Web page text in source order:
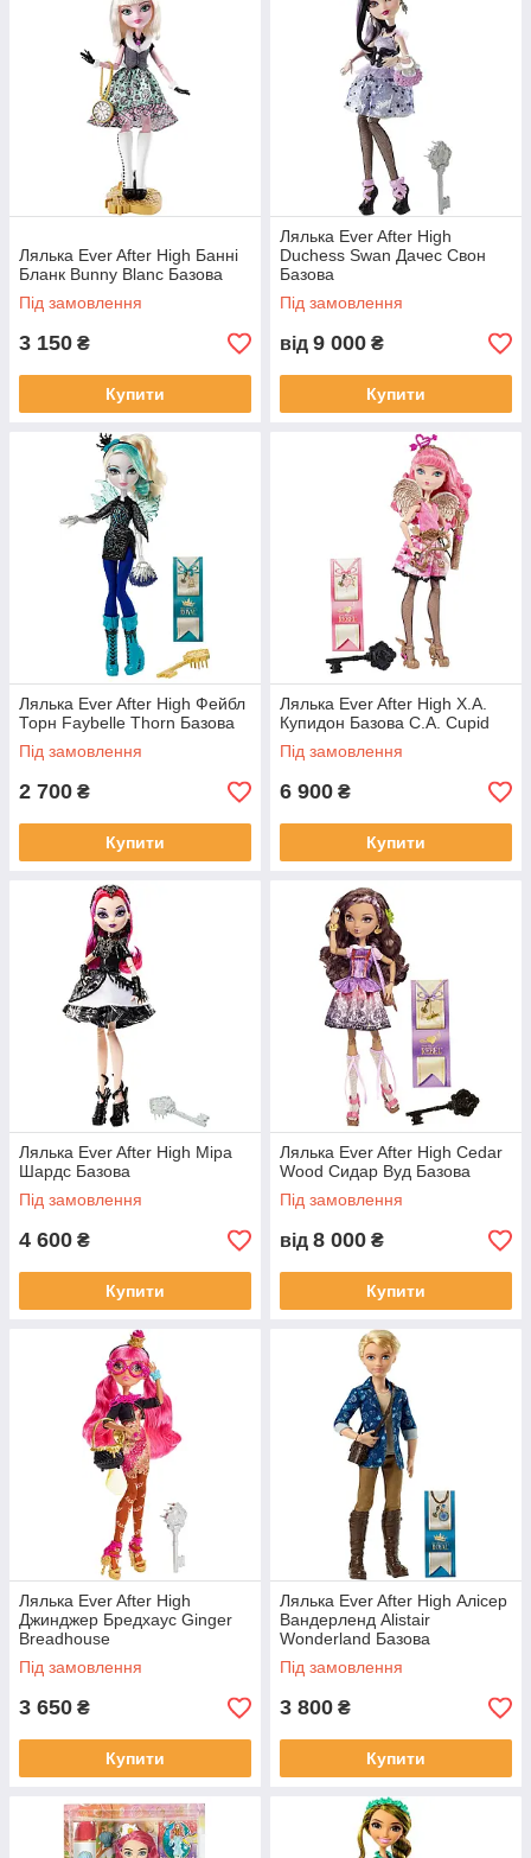
Лялька Ever After High Банні
Бланк Bunny Blanc Базова
Під замовлення
3 150 ₴
Купити
Лялька Ever After High
Duchess Swan Дачес Свон
Базова
Під замовлення
від 9 000 ₴
Купити
Лялька Ever After High Фейбл
Торн Faybelle Thorn Базова
Під замовлення
2 700 ₴
Купити
Лялька Ever After High Х.А.
Купидон Базова C.A. Cupid
Під замовлення
6 900 ₴
Купити
Лялька Ever After High Міра
Шардс Базова
Під замовлення
4 600 ₴
Купити
Лялька Ever After High Cedar
Wood Сидар Вуд Базова
Під замовлення
від 8 000 ₴
Купити
Лялька Ever After High
Джинджер Бредхаус Ginger
Breadhouse
Під замовлення
3 650 ₴
Купити
Лялька Ever After High Алісер
Вандерленд Alistair
Wonderland Базова
Під замовлення
3 800 ₴
Купити